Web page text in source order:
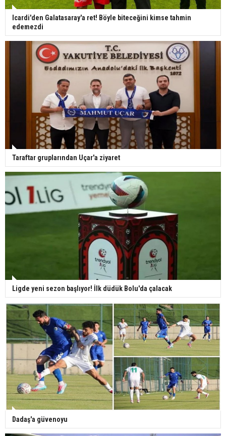
Icardi'den Galatasaray'a ret! Böyle biteceğini kimse tahmin
edemezdi
Taraftar gruplarından Uçar'a ziyaret
Ligde yeni sezon başlıyor! İlk düdük Bolu'da çalacak
Dadaş'a güvenoyu